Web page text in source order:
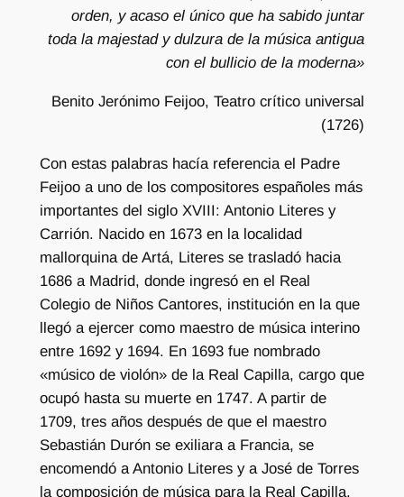
orden, y acaso el único que ha sabido juntar
toda la majestad y dulzura de la música antigua
con el bullicio de la moderna»
Benito Jerónimo Feijoo, Teatro crítico universal
(1726)
Con estas palabras hacía referencia el Padre
Feijoo a uno de los compositores españoles más
importantes del siglo XVIII: Antonio Literes y
Carrión. Nacido en 1673 en la localidad
mallorquina de Artá, Literes se trasladó hacia
1686 a Madrid, donde ingresó en el Real
Colegio de Niños Cantores, institución en la que
llegó a ejercer como maestro de música interino
entre 1692 y 1694. En 1693 fue nombrado
«músico de violón» de la Real Capilla, cargo que
ocupó hasta su muerte en 1747. A partir de
1709, tres años después de que el maestro
Sebastián Durón se exiliara a Francia, se
encomendó a Antonio Literes y a José de Torres
la composición de música para la Real Capilla,